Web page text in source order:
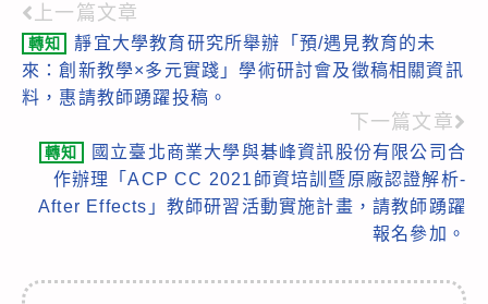
Read
more
articles
上一篇文章
轉知
靜宜大學教育研究所舉辦「預/遇見教育的未
來：創新教學×多元實踐」學術研討會及徵稿相關資訊
料，惠請教師踴躍投稿。
下一篇文章
轉知
國立臺北商業大學與碁峰資訊股份有限公司合
作辦理「ACP CC 2021師資培訓暨原廠認證解析-
After Effects」教師研習活動實施計畫，請教師踴躍
報名參加。